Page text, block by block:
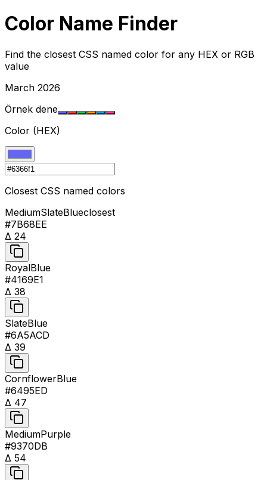
Color Name Finder
Find the closest CSS named color for any HEX or RGB
value
March 2026
Örnek dene
Color (HEX)
Closest CSS named colors
MediumSlateBlueclosest
#7B68EE
Δ 24
RoyalBlue
#4169E1
Δ 38
SlateBlue
#6A5ACD
Δ 39
CornflowerBlue
#6495ED
Δ 47
MediumPurple
#9370DB
Δ 54